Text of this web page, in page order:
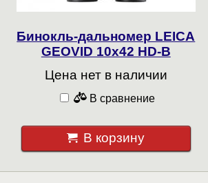
Бинокль-дальномер LEICA
GEOVID 10x42 HD-B
Цена нет в наличии
В сравнение
В корзину